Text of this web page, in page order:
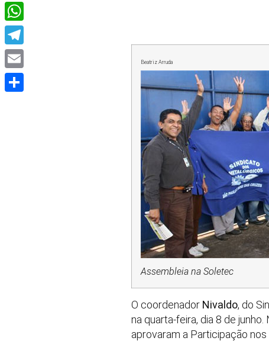
Beatriz Arruda
Assembleia na Soletec
O coordenador Nivaldo, do
na quarta-feira, dia 8 de junho.
aprovaram a Participação
Threads
WhatsApp
Telegram
Email